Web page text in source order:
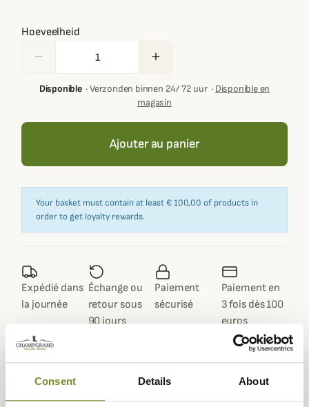
Consent Details About
Hoeveelheid
remove add
Disponible·Verzonden binnen 24/ 72 uur· Disponible en
magasin
Ajouter au panier
Your basket must contain at least € 100,00 of products in
order to get loyalty rewards.
Expédié dans
la journée
Échange ou
retour sous
90 jours
Paiement
sécurisé
Paiement en
3 fois dès 100
euros